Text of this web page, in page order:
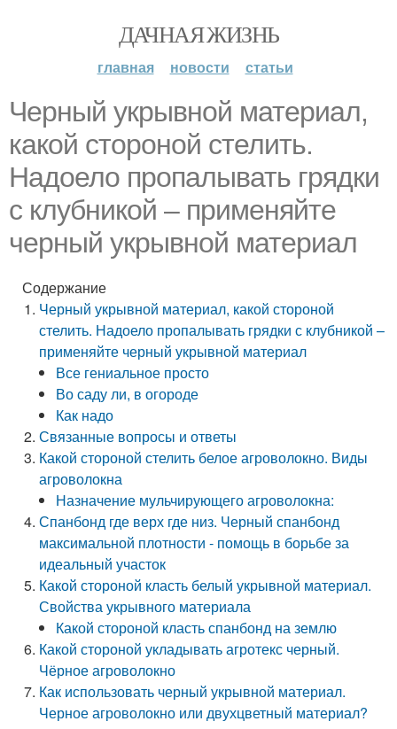
ДАЧНАЯ ЖИЗНЬ
главная новости статьи
Черный укрывной материал,
какой стороной стелить.
Надоело пропалывать грядки
с клубникой – применяйте
черный укрывной материал
Содержание
Черный укрывной материал, какой стороной
стелить. Надоело пропалывать грядки с клубникой –
применяйте черный укрывной материал
Все гениальное просто
Во саду ли, в огороде
Как надо
Связанные вопросы и ответы
Какой стороной стелить белое агроволокно. Виды
агроволокна
Назначение мульчирующего агроволокна:
Спанбонд где верх где низ. Черный спанбонд
максимальной плотности - помощь в борьбе за
идеальный участок
Какой стороной класть белый укрывной материал.
Свойства укрывного материала
Какой стороной класть спанбонд на землю
Какой стороной укладывать агротекс черный.
Чёрное агроволокно
Как использовать черный укрывной материал.
Черное агроволокно или двухцветный материал?